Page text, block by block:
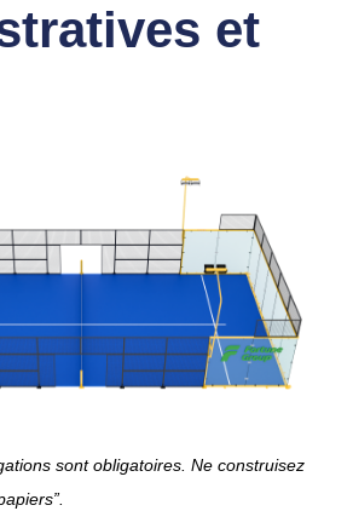
et
sont obligatoires. Ne construisez